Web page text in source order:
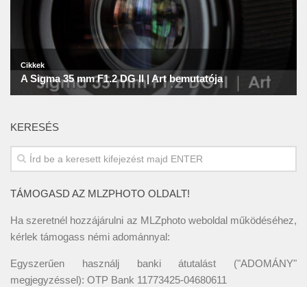
KERESÉS
TÁMOGASD AZ MLZPHOTO OLDALT!
Ha szeretnél hozzájárulni az MLZphoto weboldal működéséhez,
kérlek támogass némi adománnyal:
Egyszerűen használj banki átutalást ("ADOMÁNY"
megjegyzéssel): OTP Bank 11773425-04680611